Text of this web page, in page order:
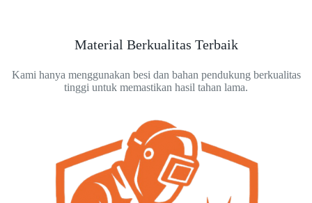
Material Berkualitas Terbaik
Kami hanya menggunakan besi dan bahan pendukung berkualitas
tinggi untuk memastikan hasil tahan lama.